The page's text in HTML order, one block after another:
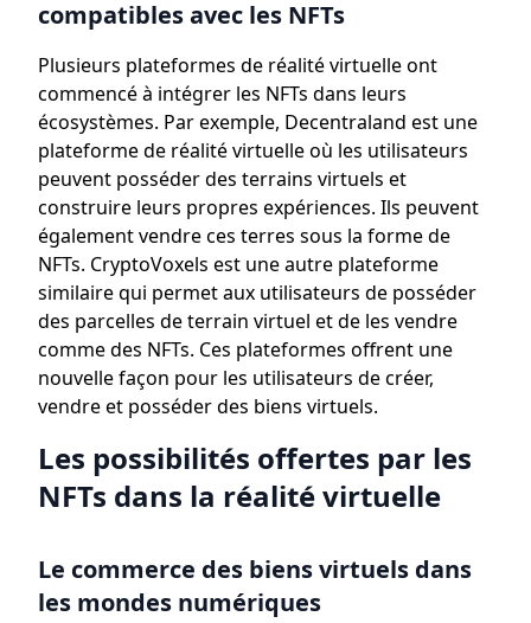
compatibles avec les NFTs
Plusieurs plateformes de réalité virtuelle ont
commencé à intégrer les NFTs dans leurs
écosystèmes. Par exemple, Decentraland est une
plateforme de réalité virtuelle où les utilisateurs
peuvent posséder des terrains virtuels et
construire leurs propres expériences. Ils peuvent
également vendre ces terres sous la forme de
NFTs. CryptoVoxels est une autre plateforme
similaire qui permet aux utilisateurs de posséder
des parcelles de terrain virtuel et de les vendre
comme des NFTs. Ces plateformes offrent une
nouvelle façon pour les utilisateurs de créer,
vendre et posséder des biens virtuels.
Les possibilités offertes par les
NFTs dans la réalité virtuelle
Le commerce des biens virtuels dans
les mondes numériques